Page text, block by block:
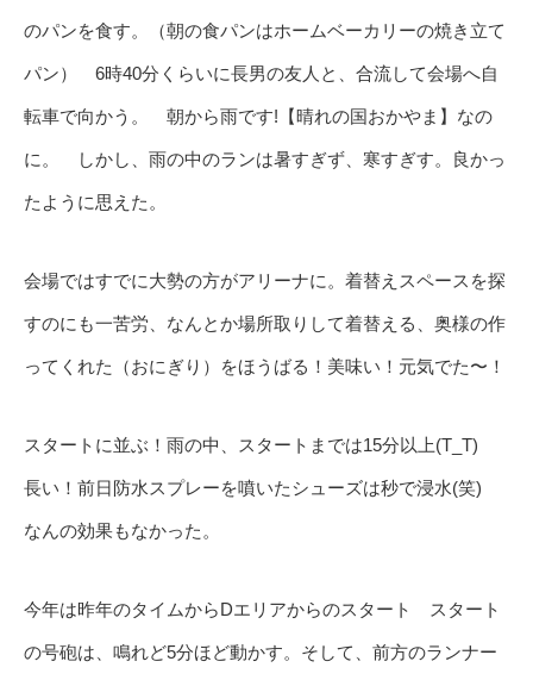
のパンを食す。（朝の食パンはホームベーカリーの焼き立て
パン） 6時40分くらいに長男の友人と、合流して会場へ自
転車で向かう。 朝から雨です!【晴れの国おかやま】なの
に。 しかし、雨の中のランは暑すぎず、寒すぎす。良かっ
たように思えた。
会場ではすでに大勢の方がアリーナに。着替えスペースを探
すのにも一苦労、なんとか場所取りして着替える、奥様の作
ってくれた（おにぎり）をほうばる！美味い！元気でた〜！
スタートに並ぶ！雨の中、スタートまでは15分以上(T_T)
長い！前日防水スプレーを噴いたシューズは秒で浸水(笑)
なんの効果もなかった。
今年は昨年のタイムからDエリアからのスタート スタート
の号砲は、鳴れど5分ほど動かす。そして、前方のランナー